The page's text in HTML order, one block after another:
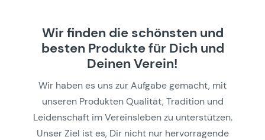
Wir finden die schönsten und
besten Produkte für Dich und
Deinen Verein!
Wir haben es uns zur Aufgabe gemacht, mit
unseren Produkten Qualität, Tradition und
Leidenschaft im Vereinsleben zu unterstützen.
Unser Ziel ist es, Dir nicht nur hervorragende